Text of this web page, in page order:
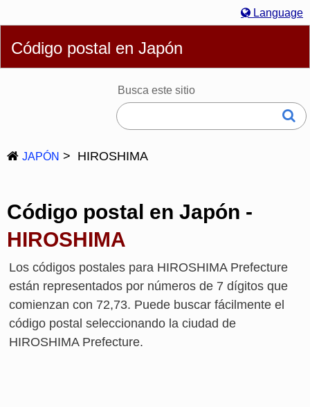
Language
Deutsch
Français Bahasa Melayu
日本語
Código postal en Japón
Busca este sitio
JAPÓN HIROSHIMA
Código postal en Japón -
HIROSHIMA
Los códigos postales para HIROSHIMA Prefecture
están representados por números de 7 dígitos que
comienzan con 72,73. Puede buscar fácilmente el
código postal seleccionando la ciudad de
HIROSHIMA Prefecture.